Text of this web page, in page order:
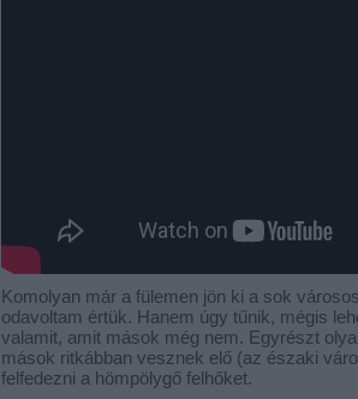
Komolyan már a fülemen jön ki a sok
odavoltam értük. Hanem úgy tűnik, mégis
valamit, amit mások még nem. Egyrészt
mások ritkábban vesznek elő (az északi
felfedezni a hömpölygő felhőket.